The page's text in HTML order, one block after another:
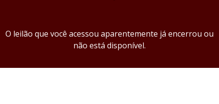
O leilão que você acessou aparentemente já encerrou ou
não está disponível.